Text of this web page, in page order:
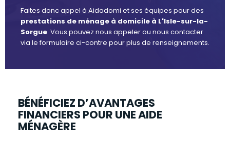
Faites donc appel à Aidadomi et ses équipes pour des
prestations de ménage à domicile à L'Isle-sur-la-
Sorgue. Vous pouvez nous appeler ou nous contacter
via le formulaire ci-contre pour plus de renseignements.
BÉNÉFICIEZ D’AVANTAGES
FINANCIERS POUR UNE AIDE
MÉNAGÈRE